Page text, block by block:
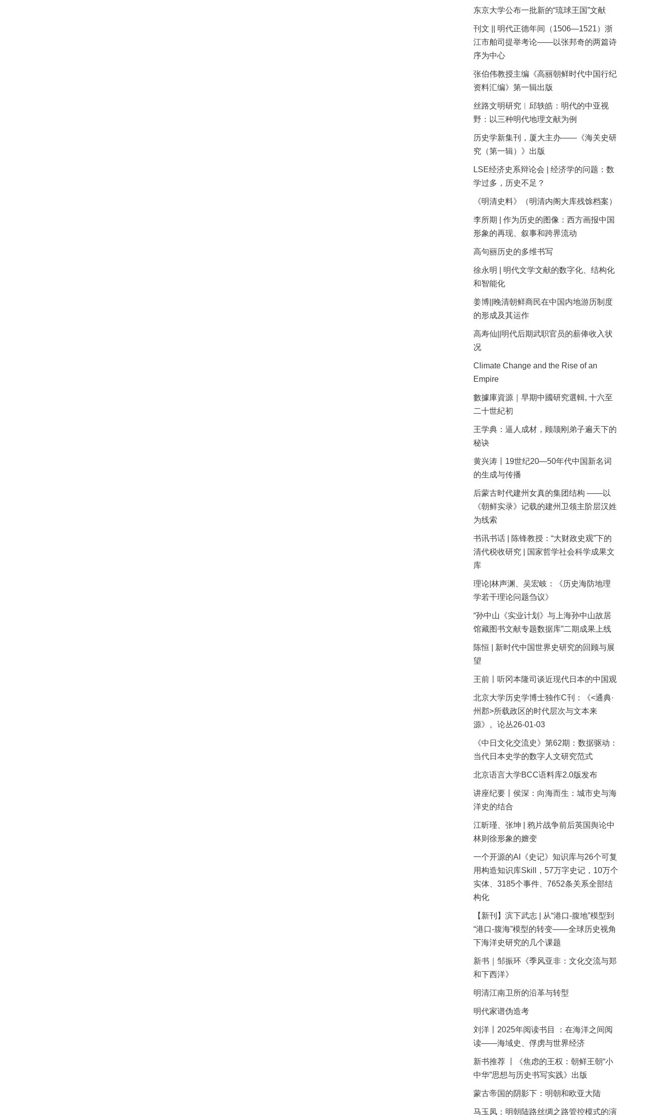
东京大学公布一批新的“琉球王国”文献
刊文 || 明代正德年间（1506—1521）浙
江市舶司提举考论——以张邦奇的两篇诗
序为中心
张伯伟教授主编《高丽朝鲜时代中国行纪
资料汇编》第一辑出版
丝路文明研究︱邱轶皓：明代的中亚视
野：以三种明代地理文献为例
历史学新集刊，厦大主办——《海关史研
究（第一辑）》出版
LSE经济史系辩论会 | 经济学的问题：数
学过多，历史不足？
《明清史料》（明清内阁大库残馀档案）
李所期 | 作为历史的图像：西方画报中国
形象的再现、叙事和跨界流动
高句丽历史的多维书写
徐永明 | 明代文学文献的数字化、结构化
和智能化
姜博||晚清朝鲜商民在中国内地游历制度
的形成及其运作
高寿仙||明代后期武职官员的薪俸收入状
况
Climate Change and the Rise of an
Empire
數據庫資源｜早期中國研究選輯, 十六至
二十世紀初
王学典：逼人成材，顾颉刚弟子遍天下的
秘诀
黄兴涛丨19世纪20—50年代中国新名词
的生成与传播
后蒙古时代建州女真的集团结构 ——以
《朝鲜实录》记载的建州卫领主阶层汉姓
为线索
书讯书话 | 陈锋教授：“大财政史观”下的
清代税收研究 | 国家哲学社会科学成果文
库
理论|林声渊、吴宏岐：《历史海防地理
学若干理论问题刍议》
“孙中山《实业计划》与上海孙中山故居
馆藏图书文献专题数据库”二期成果上线
陈恒 | 新时代中国世界史研究的回顾与展
望
王前丨听冈本隆司谈近现代日本的中国观
北京大学历史学博士独作C刊：《<通典·
州郡>所载政区的时代层次与文本来
源》。论丛26-01-03
《中日文化交流史》第62期：数据驱动：
当代日本史学的数字人文研究范式
北京语言大学BCC语料库2.0版发布
讲座纪要丨侯深：向海而生：城市史与海
洋史的结合
江昕瑾、张坤 | 鸦片战争前后英国舆论中
林则徐形象的嬗变
一个开源的AI《史记》知识库与26个可复
用构造知识库Skill，57万字史记，10万个
实体、3185个事件、7652条关系全部结
构化
【新刊】滨下武志 | 从“港口-腹地”模型到
“港口-腹海”模型的转变——全球历史视角
下海洋史研究的几个课题
新书｜邹振环《季风亚非：文化交流与郑
和下西洋》
明清江南卫所的沿革与转型
明代家谱伪造考
刘洋丨2025年阅读书目 ：在海洋之间阅
读——海域史、俘虏与世界经济
新书推荐 丨《焦虑的王权：朝鲜王朝“小
中华”思想与历史书写实践》出版
蒙古帝国的阴影下：明朝和欧亚大陆
马玉凤：明朝陆路丝绸之路管控模式的演